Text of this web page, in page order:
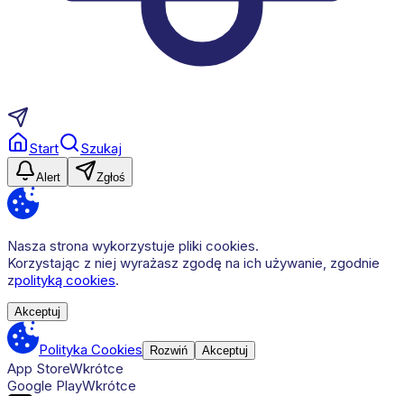
Start Szukaj
Alert Zgłoś
Nasza strona wykorzystuje pliki cookies.
Korzystając z niej wyrażasz zgodę na ich używanie, zgodnie
zpolityką cookies.
Akceptuj
Polityka Cookies Rozwiń Akceptuj
App StoreWkrótce
Google PlayWkrótce